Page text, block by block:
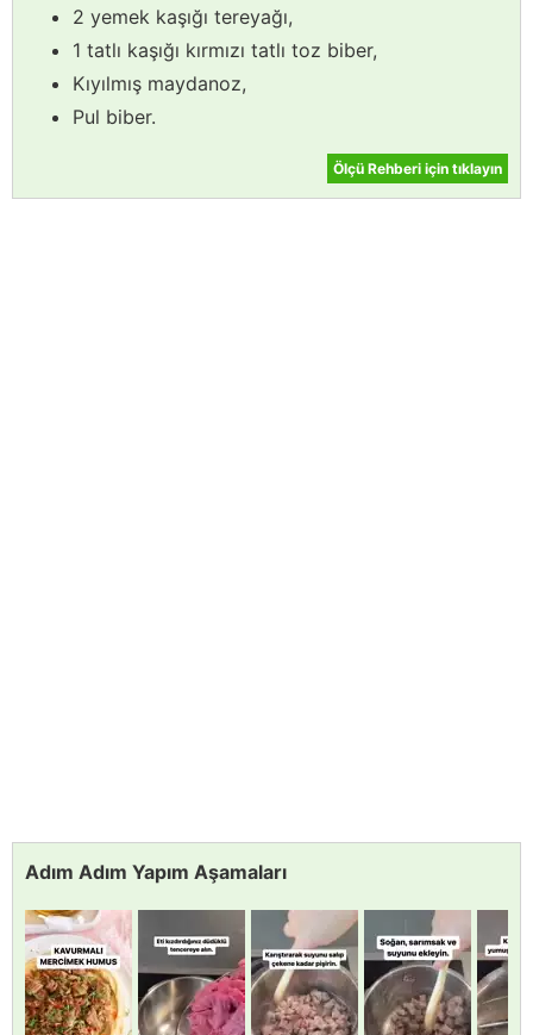
2 yemek kaşığı tereyağı,
1 tatlı kaşığı kırmızı tatlı toz biber,
Kıyılmış maydanoz,
Pul biber.
Ölçü Rehberi için tıklayın
Adım Adım Yapım Aşamaları